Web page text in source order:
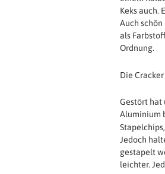
Keks auch.
Auch
als
Ordnung.
Die
Gestört hat
Aluminium
Jedoch
gestapelt
leichter.